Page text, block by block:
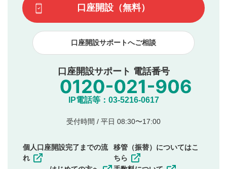
て結果のご連絡といたします。ご了承ください。
下記の項目に該当すると判断された投稿内容は、掲載を
見合わせる場合がございます。
本動画コンテンツとは無関係の内容の投稿
他者への誹謗中傷や差別的表現投稿
公序良俗に反する内容の投稿
氏名、住所、電話番号など個人を特定できる情報の
他のサイトへの誘導や営利目的、広告・宣伝を目
他者の権利（商標、著作権、その他の知的財産
その他当社が不適切と判断した投稿
口座開設（無料）
口座開設サポートへご相談
口座開設サポート 電話番号
IP電話等：03-5216-0617
受付時間 / 平日 08:30〜17:00
個人口座開設完了までの流
れ
移管（振替）についてはこ
ちら